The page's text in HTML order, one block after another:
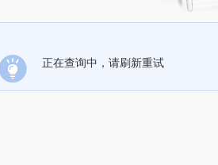
正在查询中，请刷新重试